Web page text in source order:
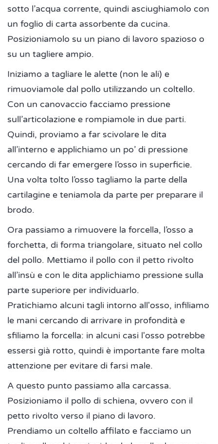
sotto l’acqua corrente, quindi asciughiamolo con
un foglio di carta assorbente da cucina.
Posizioniamolo su un piano di lavoro spazioso o
su un tagliere ampio.
Iniziamo a tagliare le alette (non le ali) e
rimuoviamole dal pollo utilizzando un coltello.
Con un canovaccio facciamo pressione
sull’articolazione e rompiamole in due parti.
Quindi, proviamo a far scivolare le dita
all’interno e applichiamo un po’ di pressione
cercando di far emergere l’osso in superficie.
Una volta tolto l’osso tagliamo la parte della
cartilagine e teniamola da parte per preparare il
brodo.
Ora passiamo a rimuovere la forcella, l’osso a
forchetta, di forma triangolare, situato nel collo
del pollo. Mettiamo il pollo con il petto rivolto
all’insù e con le dita applichiamo pressione sulla
parte superiore per individuarlo.
Pratichiamo alcuni tagli intorno all'osso, infiliamo
le mani cercando di arrivare in profondità e
sfiliamo la forcella: in alcuni casi l'osso potrebbe
essersi già rotto, quindi è importante fare molta
attenzione per evitare di farsi male.
A questo punto passiamo alla carcassa.
Posizioniamo il pollo di schiena, ovvero con il
petto rivolto verso il piano di lavoro.
Prendiamo un coltello affilato e facciamo un